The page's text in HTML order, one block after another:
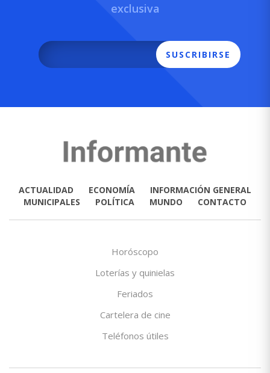
exclusiva
SUSCRIBIRSE
ACTUALIDAD ECONOMÍA
INFORMACIÓN GENERAL
MUNICIPALES
POLÍTICA MUNDO CONTACTO
Horóscopo
Loterías y quinielas
Feriados
Cartelera de cine
Teléfonos útiles